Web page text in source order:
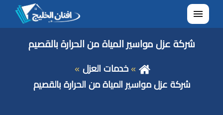
القائمة
شركة عزل مواسير المياة من الحرارة بالقصيم
خدمات العزل
شركة عزل مواسير المياة من الحرارة بالقصيم